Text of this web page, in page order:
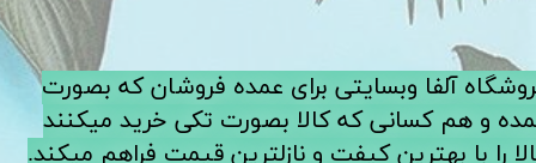
آلفا وبسایتی برای عمده فروشان که بصورت
و هم کسانی که کالا بصورت تکی خرید میکنند
را با بهترین کیفت و نازلترین قیمت فراهم میکند.